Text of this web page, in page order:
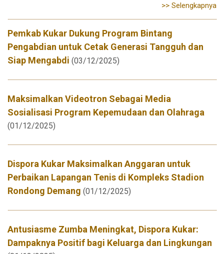
>> Selengkapnya
Pemkab Kukar Dukung Program Bintang
Pengabdian untuk Cetak Generasi Tangguh dan
Siap Mengabdi (03/12/2025)
Maksimalkan Videotron Sebagai Media
Sosialisasi Program Kepemudaan dan Olahraga
(01/12/2025)
Dispora Kukar Maksimalkan Anggaran untuk
Perbaikan Lapangan Tenis di Kompleks Stadion
Rondong Demang (01/12/2025)
Antusiasme Zumba Meningkat, Dispora Kukar:
Dampaknya Positif bagi Keluarga dan Lingkungan